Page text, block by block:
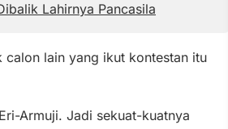
Lahirnya Pancasila
calon lain yang ikut kontestan itu
Armuji. Jadi sekuat-kuatnya